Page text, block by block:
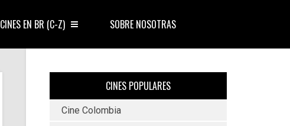
CINES EN BR (C-Z) SOBRE NOSOTRAS
CINES POPULARES
Cine Colombia